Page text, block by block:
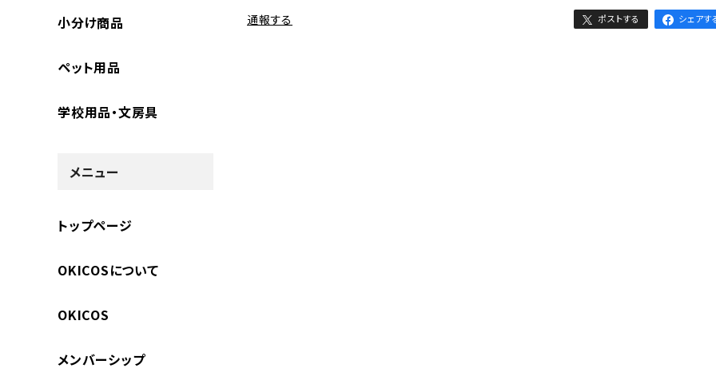
小分け商品
ペット用品
学校用品・文房具
メニュー
トップページ
OKICOSについて
OKICOS
メンバーシップ
通報する ポストする シェアす